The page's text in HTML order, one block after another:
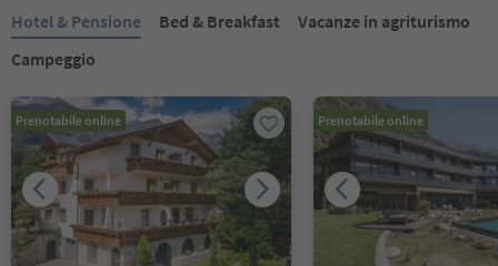
Hotel & Pensione Bed & Breakfast
Vacanze in agriturismo
Campeggio
Prenotabile online Prenotabile online